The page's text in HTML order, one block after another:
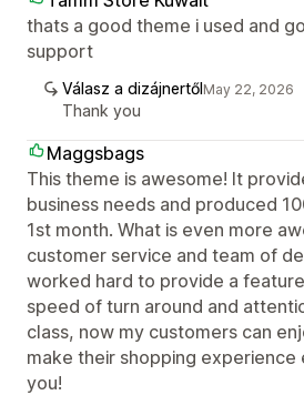
thats a good theme i used and
support
Válasz a dizájnertőlMay 22, 2026
Thank you
Maggsbags
This theme is awesome! It
business needs and produced
1st month. What is even more
customer service and team of
worked hard to provide a
speed of turn around and
class, now my customers can
make their shopping experience
you!